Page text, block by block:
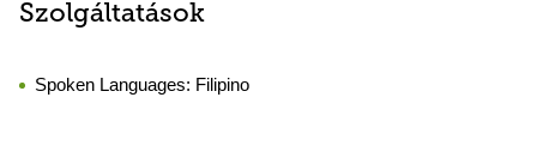
Szolgáltatások
Spoken Languages: Filipino